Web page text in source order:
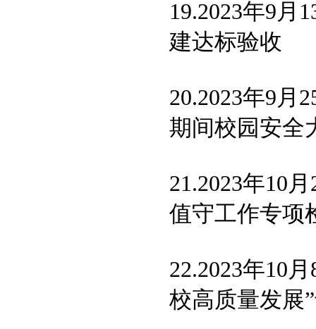
19.2023年9月
建达标验收
20.2023年9月
期间校园安全
21.2023年10
值守工作专项
22.2023年10
校高质量发展